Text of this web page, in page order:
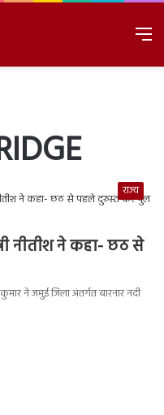
राज्य
नीतीश ने कहा- छठ से
ने जमुई जिला अंतर्गत बारनार नदी